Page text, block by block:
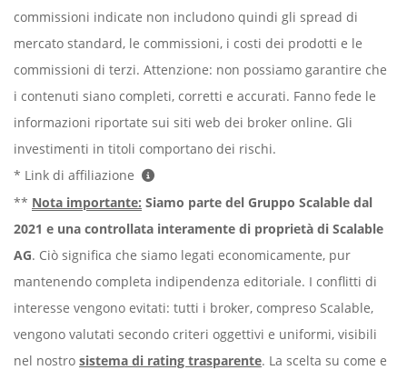
commissioni indicate non includono quindi gli spread di
mercato standard, le commissioni, i costi dei prodotti e le
commissioni di terzi. Attenzione: non possiamo garantire che
i contenuti siano completi, corretti e accurati. Fanno fede le
informazioni riportate sui siti web dei broker online. Gli
investimenti in titoli comportano dei rischi.
* Link di affiliazione
** Nota importante: Siamo parte del Gruppo Scalable dal
2021 e una controllata interamente di proprietà di Scalable
AG. Ciò significa che siamo legati economicamente, pur
mantenendo completa indipendenza editoriale. I conflitti di
interesse vengono evitati: tutti i broker, compreso Scalable,
vengono valutati secondo criteri oggettivi e uniformi, visibili
nel nostro sistema di rating trasparente. La scelta su come e